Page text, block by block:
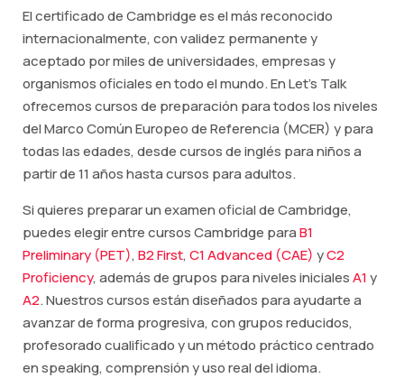
El certificado de Cambridge es el más reconocido
internacionalmente, con validez permanente y
aceptado por miles de universidades, empresas y
organismos oficiales en todo el mundo. En Let's Talk
ofrecemos cursos de preparación para todos los niveles
del Marco Común Europeo de Referencia (MCER) y para
todas las edades, desde cursos de inglés para niños a
partir de 11 años hasta cursos para adultos.
Si quieres preparar un examen oficial de Cambridge,
puedes elegir entre cursos Cambridge paraB1
Preliminary (PET), B2 First, C1 Advanced (CAE) yC2
Proficiency, además de grupos para niveles inicialesA1y
A2. Nuestros cursos están diseñados para ayudarte a
avanzar de forma progresiva, con grupos reducidos,
profesorado cualificado y un método práctico centrado
en speaking, comprensión y uso real del idioma.